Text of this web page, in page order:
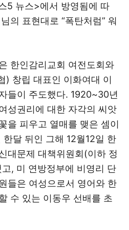
5 뉴스>에서 방영됨에 따
의 표현대로 “폭탄처럼” 워
한인감리교회 여전도회와
) 창립 대표인 이화여대 이
들이 주도했다. 1920~30년
성권리에 대한 자각의 씨앗
을 피우고 열매를 맺은 셈이
달 뒤인 그해 12월12일 한
대문제 대책위원회(이하 정
, 미 연방정부에 비영리 단
들은 여성으로서 영어와 한
수 있는 이동우 선배를 초